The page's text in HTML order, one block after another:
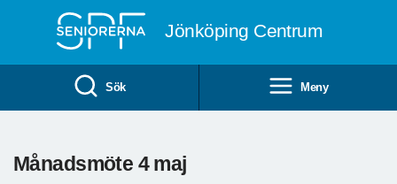
Jönköping Centrum
Sök Meny
Månadsmöte 4 maj